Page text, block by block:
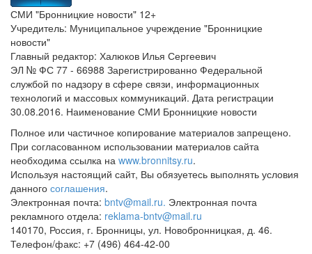
СМИ "Бронницкие новости" 12+
Учредитель: Муниципальное учреждение "Бронницкие
новости"
Главный редактор: Халюков Илья Сергеевич
ЭЛ № ФС 77 - 66988 Зарегистрированно Федеральной
службой по надзору в сфере связи, информационных
технологий и массовых коммуникаций. Дата регистрации
30.08.2016. Наименование СМИ Бронницкие новости
Полное или частичное копирование материалов запрещено.
При согласованном использовании материалов сайта
необходима ссылка на www.bronnitsy.ru.
Используя настоящий сайт, Вы обязуетесь выполнять условия
данного соглашения.
Электронная почта: bntv@mail.ru. Электронная почта
рекламного отдела: reklama-bntv@mail.ru
140170, Россия, г. Бронницы, ул. Новобронницкая, д. 46.
Телефон/факс: +7 (496) 464-42-00